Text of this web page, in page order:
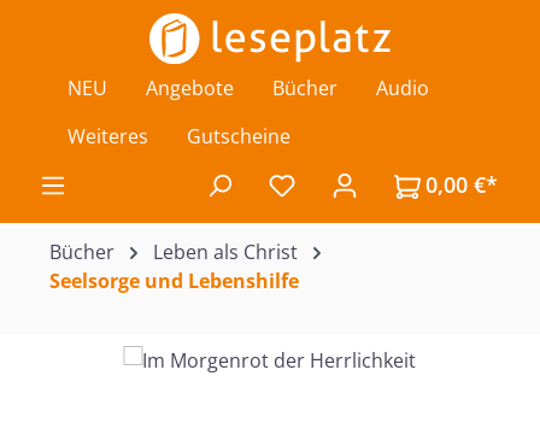
Zum Hauptinhalt springen
NEU Angebote Bücher
Audio
Weiteres
Gutscheine
Du hast 0 Produkte auf
0,00 €*
Bücher
Leben als Christ
Seelsorge und Lebenshilfe
Bildergalerie überspringen